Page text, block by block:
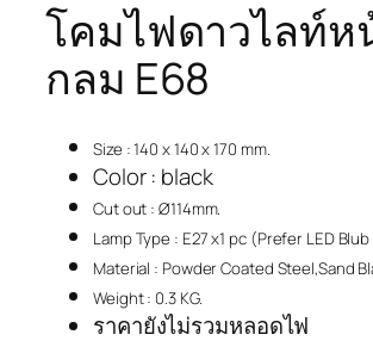
โคมไฟดาวไลท์ห
กลม E68
Size : 140 x 140 x 170 mm.
Color : black
Cut out : Ø114mm.
Lamp Type : E27 x1 pc (Prefer LED Blub
Material : Powder Coated Steel,Sand
Weight : 0.3 KG.
ราคายังไม่รวมหลอดไฟ